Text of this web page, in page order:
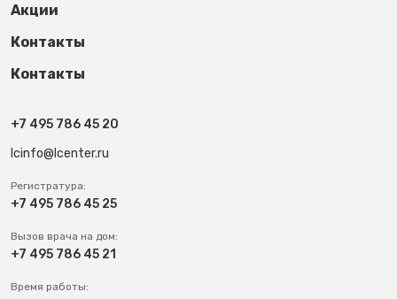
Акции
Контакты
Контакты
+7 495 786 45 20
lcinfo@lcenter.ru
Регистратура:
+7 495 786 45 25
Вызов врача на дом:
+7 495 786 45 21
Время работы: